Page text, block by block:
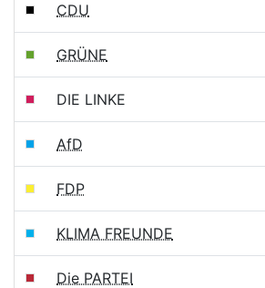
CDU
GRÜNE
DIE LINKE
AfD
FDP
KLIMA FREUNDE
Die PARTEI